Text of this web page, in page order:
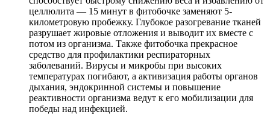
целлюлита — 15 минут в фитобочке заменяют 5-
километровую пробежку. Глубокое разогревание тканей
разрушает жировые отложения и выводит их вместе с
потом из организма. Также фитобочка прекрасное
средство для профилактики респираторных
заболеваний. Вирусы и микробы при высоких
температурах погибают, а активизация работы органов
дыхания, эндокринной системы и повышение
реактивности организма ведут к его мобилизации для
победы над инфекцией.